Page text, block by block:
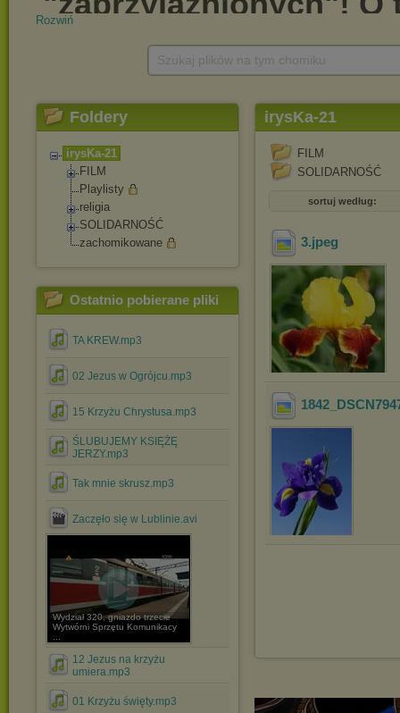
Rozwiń
Foldery
irysKa-21
FILM
Playlisty
religia
SOLIDARNOŚĆ
zachomikowane
Ostatnio pobierane pliki
TA KREW.mp3
02 Jezus w Ogrójcu.mp3
15 Krzyżu Chrystusa.mp3
ŚLUBUJEMY KSIĘŻĘ
JERZY.mp3
Tak mnie skrusz.mp3
Zaczęło się w Lublinie.avi
Wydział 320, gniazdo trzecie
Wytwórni Sprzętu Komunikacy
12 Jezus na krzyżu
umiera.mp3
01 Krzyżu święty.mp3
irysKa-21
FILM
SOLIDARNOŚĆ
sortuj według:
3.jpeg